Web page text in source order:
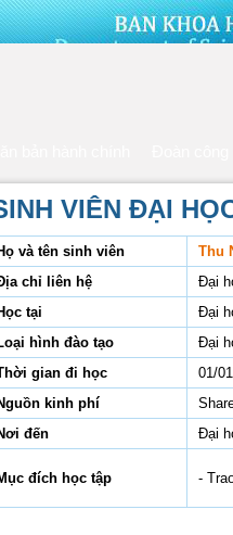
SINH VIÊN ĐẠI
và tên sinh viên
Thu
chỉ liên hệ
Đại
tại
Đại
hình đào tạo
Đại
gian đi học
01/
kinh phí
đến
Đại
đích học tập -